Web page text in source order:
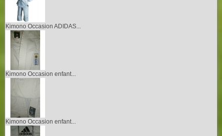
Kimono Occasion ADIDAS...
Kimono Occasion enfant...
Kimono Occasion enfant...